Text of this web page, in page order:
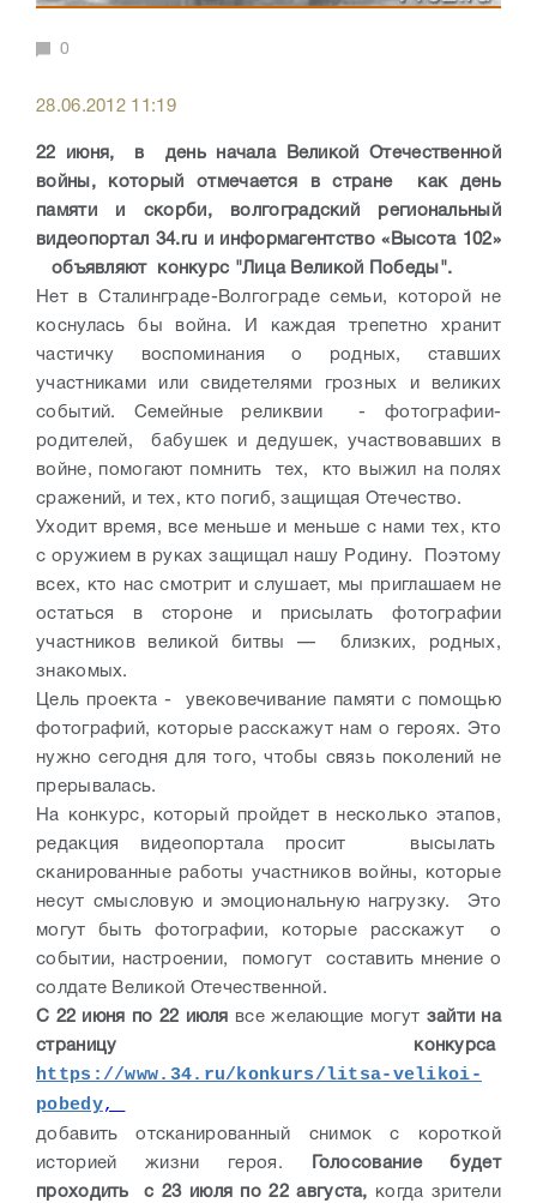
0
28.06.2012 11:19
22 июня, в день начала Великой Отечественной
войны, который отмечается в стране как день
памяти и скорби, волгоградский региональный
видеопортал 34.ru и информагентство «Высота 102»
объявляют конкурс "Лица Великой Победы".
Нет в Сталинграде-Волгограде семьи, которой не
коснулась бы война. И каждая трепетно хранит
частичку воспоминания о родных, ставших
участниками или свидетелями грозных и великих
событий. Семейные реликвии - фотографии­
родителей, бабушек и дедушек, участвовав­ших в
войне, помогают помнить тех, кто выжил на полях
сражений, и тех, кто погиб, защищая Отечество.
Уходит время, все меньше и меньше с нами тех, кто
с оружием в руках защищал нашу Родину. Поэтому
всех, кто нас смотрит и слушает, мы приглашаем не
остаться в стороне и присылать фотографии
участников великой битвы — близких, родных,
знакомых.
Цель проекта - увековечив­ание памяти с помощью
фотографий, которые расскажут нам о героях. Это
нужно сегодня для того, чтобы связь поколений не
прерывалась.
На конкурс, который пройдет в несколько этапов,
редакция видеопортала просит высылать
сканированные работы участников войны, которые
несут смысловую и эмоциональную нагрузку. Это
могут быть фотографии, которые расскажут о
событии, настроении, помогут составить мнение о
солдате Великой Отечественной.
С 22 июня по 22 июля все желающие могут зайти на
страницу конкурса
https://www.34.ru/konkurs/litsa-velikoi-
pobedy,
добавить отсканированный снимок с короткой
историей жизни героя.
Голосование будет
проходить с 23 июля по 22 августа, когда зрители